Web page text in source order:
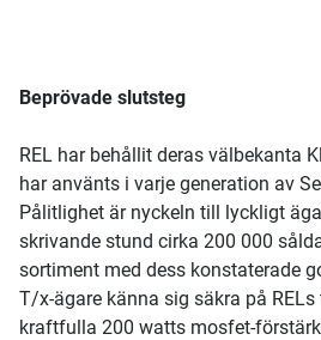
Beprövade slutsteg
REL har behållit deras välbekanta
har använts i varje generation av
Pålitlighet är nyckeln till lyckligt
skrivande stund cirka 200 000
sortiment med dess konstaterade
T/x-ägare känna sig säkra på
kraftfulla 200 watts mosfet-